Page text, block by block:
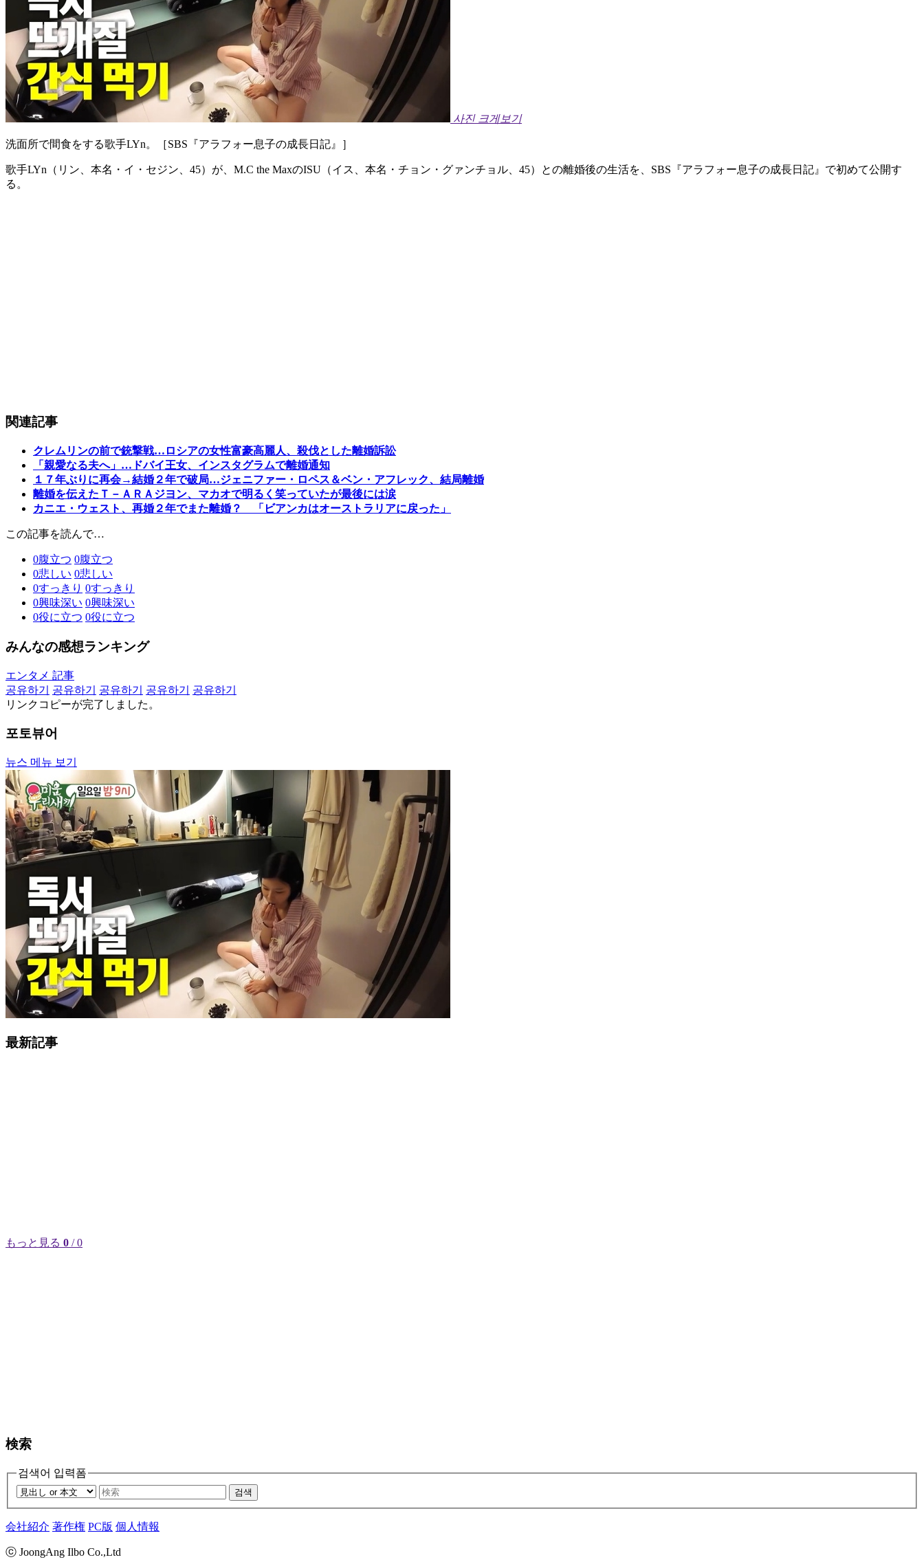
사진 크게보기
洗面所で間食をする歌手LYn。［SBS『アラフォー息子の成長日記』］
歌手LYn（リン、本名・イ・セジン、45）が、M.C the MaxのISU（イス、本名・チョン・グァンチョル、45）との離婚後の生活を、SBS『アラフォー息子の成長日記』で初めて公開す
る。
関連記事
クレムリンの前で銃撃戦…ロシアの女性富豪高麗人、殺伐とした離婚訴訟
「親愛なる夫へ」…ドバイ王女、インスタグラムで離婚通知
１７年ぶりに再会→結婚２年で破局…ジェニファー・ロペス＆ベン・アフレック、結局離婚
離婚を伝えたＴ－ＡＲＡジヨン、マカオで明るく笑っていたが最後には涙
カニエ・ウェスト、再婚２年でまた離婚？ 「ビアンカはオーストラリアに戻った」
この記事を読んで…
0腹立つ 0腹立つ
0悲しい 0悲しい
0すっきり 0すっきり
0興味深い 0興味深い
0役に立つ 0役に立つ
みんなの感想ランキング
エンタメ 記事
공유하기
공유하기 공유하기 공유하기
공유하기
リンクコピーが完了しました。
포토뷰어
뉴스 메뉴 보기
最新記事
もっと見る 0 / 0
検索
검색어 입력폼
검색
会社紹介 著作権 PC版 個人情報
ⓒ JoongAng Ilbo Co.,Ltd